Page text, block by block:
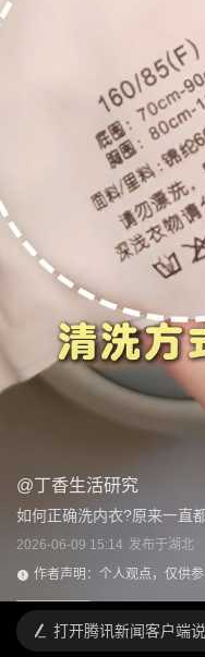
@丁香生活研究
如何正确洗内衣?原来一直
2026-06-09 15:14 发布于湖北
作者声明：个人观点，仅供
打开腾讯新闻客户端